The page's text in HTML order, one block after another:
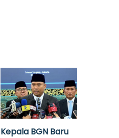
Kepala BGN Baru